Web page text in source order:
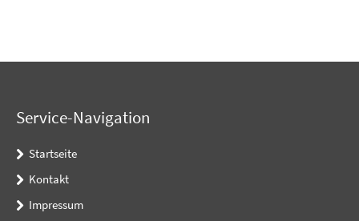
Service-Navigation
Startseite
Kontakt
Impressum